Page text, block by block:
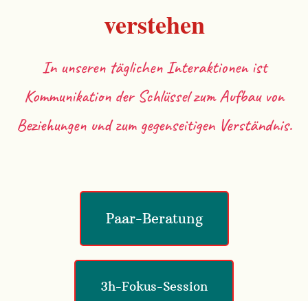
verstehen
In unseren täglichen Interaktionen ist
Kommunikation der Schlüssel zum Aufbau von
Beziehungen und zum gegenseitigen Verständnis.
Paar-Beratung
3h-Fokus-Session